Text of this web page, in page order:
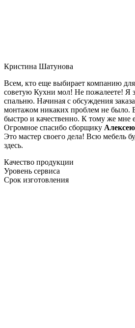
Кристина Шатунова
Всем, кто еще выбирает компанию
советую Кухни мол! Не пожалеете! Я
спальню. Начиная с обсуждения
монтажом никаких проблем не было.
быстро и качественно. К тому же мне
Огромное спасибо сборщику Алексею
Это мастер своего дела! Всю мебель
здесь.
Качество продукции
Уровень сервиса
Срок изготовления